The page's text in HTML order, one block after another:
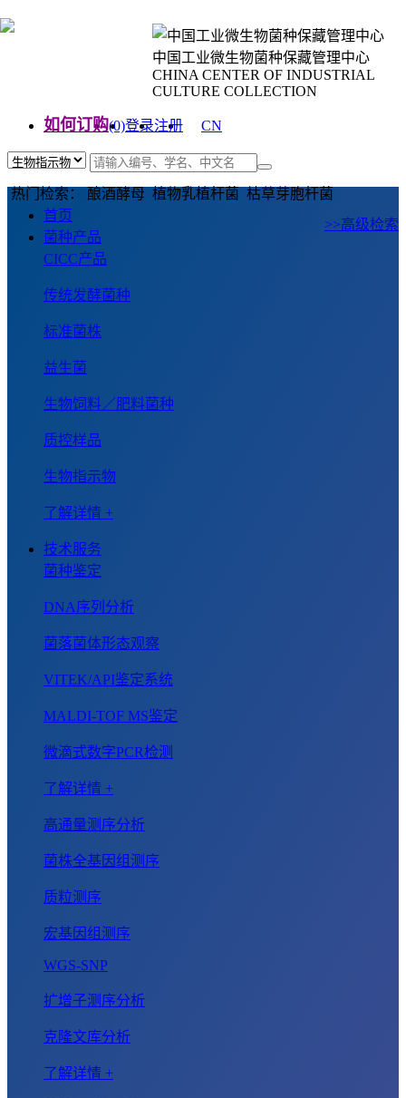
中国工业微生物菌种保藏管理中心
CHINA CENTER OF INDUSTRIAL
CULTURE COLLECTION
如何订购(0)登录注册
CN
热门检索： 酿酒酵母 植物乳植杆菌 枯草芽胞杆菌
>>高级检索
首页
菌种产品
CICC产品
传统发酵菌种
标准菌株
益生菌
生物饲料／肥料菌种
质控样品
生物指示物
了解详情 +
技术服务
菌种鉴定
DNA序列分析
菌落菌体形态观察
VITEK/API鉴定系统
MALDI-TOF MS鉴定
微滴式数字PCR检测
了解详情 +
高通量测序分析
菌株全基因组测序
质粒测序
宏基因组测序
WGS-SNP
扩增子测序分析
克隆文库分析
了解详情 +